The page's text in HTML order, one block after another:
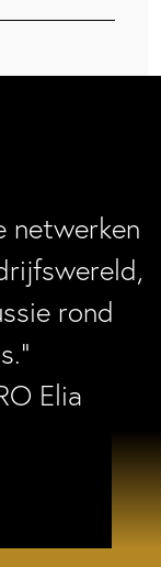
netwerken
rond
Elia